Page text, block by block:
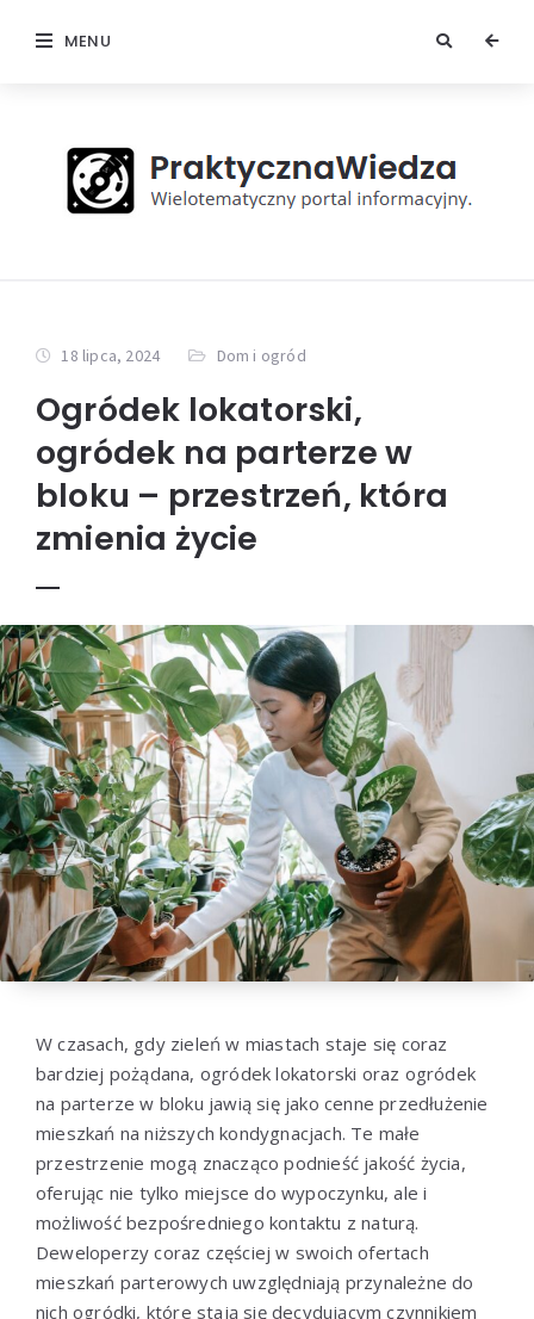
MENU
18 lipca, 2024 Dom i ogród
Ogródek lokatorski,
ogródek na parterze w
bloku – przestrzeń, która
zmienia życie
W czasach, gdy zieleń w miastach staje się coraz
bardziej pożądana, ogródek lokatorski oraz ogródek
na parterze w bloku jawią się jako cenne przedłużenie
mieszkań na niższych kondygnacjach. Te małe
przestrzenie mogą znacząco podnieść jakość życia,
oferując nie tylko miejsce do wypoczynku, ale i
możliwość bezpośredniego kontaktu z naturą.
Deweloperzy coraz częściej w swoich ofertach
mieszkań parterowych uwzględniają przynależne do
nich ogródki, które stają się decydującym czynnikiem